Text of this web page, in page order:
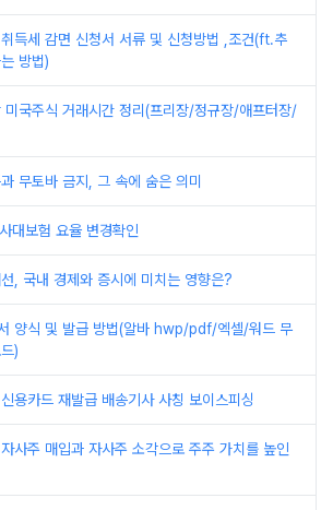
득세 감면 신청서 서류 및 신청방법 ,조건(ft.추
방법)
미국주식 거래시간 정리(프리장/정규장/애프터장/
무토바 금지, 그 속에 숨은 의미
대보험 요율 변경확인
, 국내 경제와 증시에 미치는 영향은?
양식 및 발급 방법(알바 hwp/pdf/엑셀/워드 무
)
용카드 재발급 배송기사 사칭 보이스피싱
사주 매입과 자사주 소각으로 주주 가치를 높인